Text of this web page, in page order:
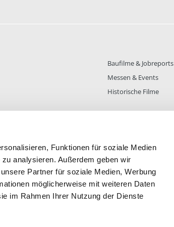
Funktionen für soziale Medien
analysieren. Außerdem geben wir
Partner für soziale Medien, Werbung
möglicherweise mit weiteren Daten
im Rahmen Ihrer Nutzung der Dienste
Baufilme & Jobreports
Messen & Events
Historische Filme
FOREN STATISTIK ALLE THEMEN